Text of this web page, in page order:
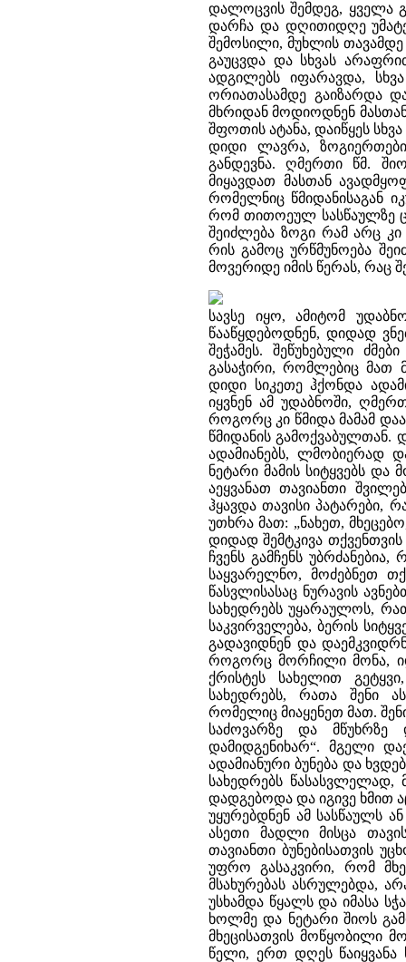
დალოცვის შემდეგ, ყველა
დარჩა და დღითიდღე
შემოსილი, მუხლის
გაუცვდა და სხვას
ადგილებს იფარავდა,
ორიათასამდე გაიზარდა
მხრიდან მოდიოდნენ
შფოთის ატანა, დაიწყეს
დიდი ლავრა,
განდევნა. ღმერთი წმ.
მიყავდათ მასთან
რომელნიც წმიდანისაგან
რომ თითოეულ სასწაულზე
შეიძლება ზოგი რამ არც კი
რის გამოც ურწმუნოება
მოვერიდე იმის წერას, რაც
სავსე იყო, ამიტომ
წააწყდებოდნენ, დიდად
შეჭამეს. შეწუხებული
გასაჭირი, რომლებიც მათ
დიდი სიკეთე ჰქონდა
იყვნენ ამ უდაბნოში,
როგორც კი წმიდა მამამ
წმიდანის
ადამიანებს, ლმობიერად
ნეტარი მამის სიტყვებს და
აეყვანათ თავიანთი
ჰყავდა თავისი პატარები,
უთხრა მათ: „ნახეთ,
დიდად შემტკივა
ჩვენს გამჩენს
საყვარელნო, მოძებნეთ
წასვლისასაც ნურავის
სახედრებს უყარაულოს,
საკვირველება, ბერის
გადავიდნენ და
როგორც მორჩილი მონა,
ქრისტეს სახელით
სახედრებს, რათა შენი
რომელიც მიაყენეთ მათ. შენი
საძოვარზე და
დამიდგენიხარ“. მგელი
ადამიანური ბუნება და
სახედრებს წასასვლელად,
დადგებოდა და იგივე ხმით
უყურებდნენ ამ სასწაულს
ასეთი მადლი მისცა
თავიანთი ბუნებისათვის
უფრო გასაკვირი, რომ
მსახურებას ასრულებდა,
უსხამდა წყალს და იმასა
ხოლმე და ნეტარი შიოს
მხეცისათვის მოწყობილი
წელი, ერთ დღეს წაიყვანა